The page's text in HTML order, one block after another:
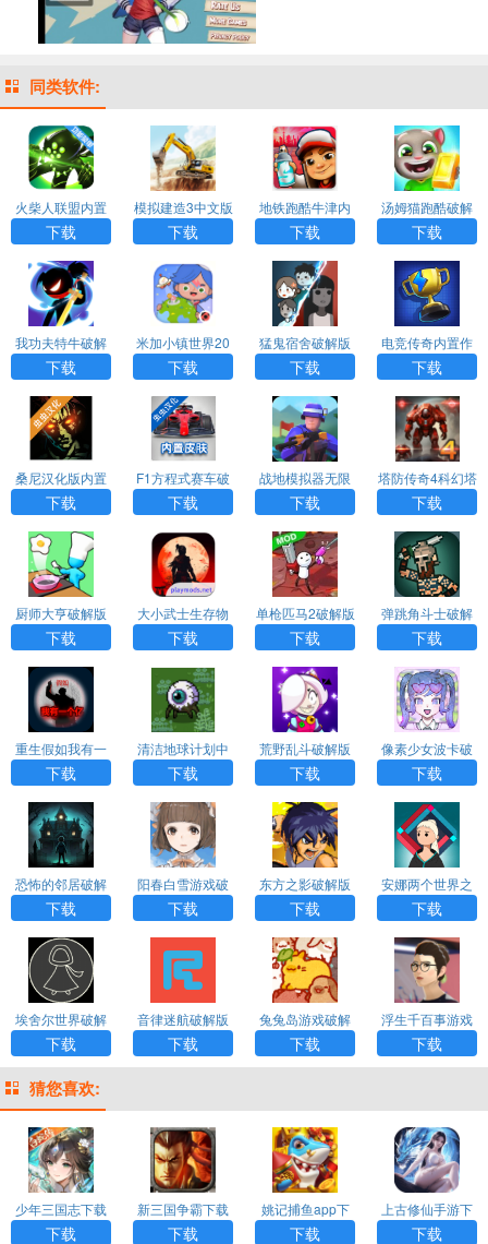
同类软件:
火柴人联盟内置
功能菜单下载
下载
模拟建造3中文版
无限金币无限等
级
下载
地铁跑酷牛津内
购版内置菜单
下载
汤姆猫跑酷破解
版下载免费
下载
我功夫特牛破解
版下载安装
下载
米加小镇世界20
26最新版破解版
无广告
下载
猛鬼宿舍破解版
MOD菜单下载
下载
电竞传奇内置作
弊菜单手机版
下载
桑尼汉化版内置
菜单app下载
下载
F1方程式赛车破
解版（Monopost
o playmods）ap
p
下载
战地模拟器无限
武器破解版app
下载
塔防传奇4科幻塔
防破解版（Defe
nse Legend 4）
app下载
下载
厨师大亨破解版
（Kitchen Fever:
Food Tycoon）a
pp
下载
大小武士生存物
语破解版（Daish
o）app
下载
单枪匹马2破解版
app下载
下载
弹跳角斗士破解
版app下载
下载
重生假如我有一
个亿破解版app
下载
下载
清洁地球计划中
文破解版app下
载
下载
荒野乱斗破解版
（Nulls Brawl）
app下载
下载
像素少女波卡破
解版（Pixel Poc
a）app下载
下载
恐怖的邻居破解
版（Scary Mansi
on）app下载
下载
阳春白雪游戏破
解版app下载
下载
东方之影破解版
（Shadow of the
Orient）app
下载
安娜两个世界之
间破解版（Alte
r）app下载
下载
埃舍尔世界破解
版（Chronerche
r）app下载
下载
音律迷航破解版
（Rytmos）app
下载
下载
兔兔岛游戏破解
版（sdk）app下
载
下载
浮生千百事游戏
破解版（The Wr
eck）app下载
下载
猜您喜欢:
少年三国志下载
下载
新三国争霸下载
下载
姚记捕鱼app下
载
下载
上古修仙手游下
载
下载